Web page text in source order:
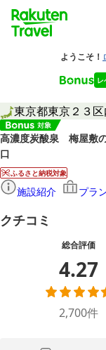
東京都東京２３区
高濃度炭酸泉 梅屋敷
口
ふるさと納税対象
施設紹介 プラ
クチコミ
総合評価
4.27
2,700件